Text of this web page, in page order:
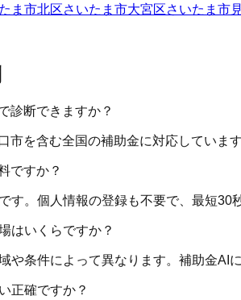
ま市北区さいたま市大宮区さいたま市
診断できますか？
市を含む全国の補助金に対応していま
ですか？
す。個人情報の登録も不要で、最短30
はいくらですか？
や条件によって異なります。補助金AI
正確ですか？